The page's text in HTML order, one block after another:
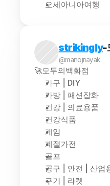
오세아니아여행
strikingly-
@manojnayak
🚀모두의백화점
가구 | DIY
가방 | 패션잡화
건강 | 의료용품
건강식품
게임
계절가전
골프
공구 | 안전 | 산업
구기 | 라켓